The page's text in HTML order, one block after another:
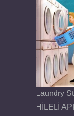
Laundry
HİLELİ